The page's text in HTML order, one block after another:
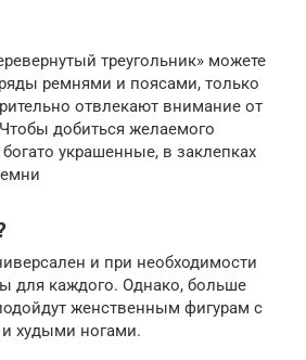
треугольник» можете
ремнями и поясами, только
отвлекают внимание от
добиться желаемого
украшенные, в заклепках
и при необходимости
для каждого. Однако, больше
женственным фигурам с
худыми ногами.